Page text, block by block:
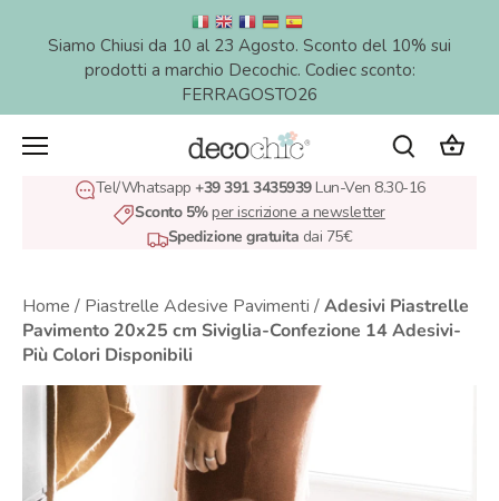
Siamo Chiusi da 10 al 23 Agosto. Sconto del 10% sui
prodotti a marchio Decochic. Codiec sconto:
FERRAGOSTO26
Tel/Whatsapp +39 391 3435939Lun-Ven 8.30-16
Sconto 5%per iscrizione a newsletter
Spedizione gratuita dai 75€
Home / Piastrelle Adesive Pavimenti /Adesivi Piastrelle
Pavimento 20x25 cm Siviglia-Confezione 14 Adesivi-
Più Colori Disponibili